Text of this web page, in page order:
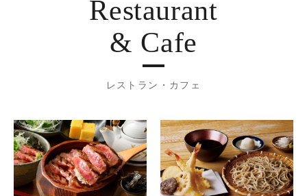
Restaurant
& Cafe
レストラン・カフェ